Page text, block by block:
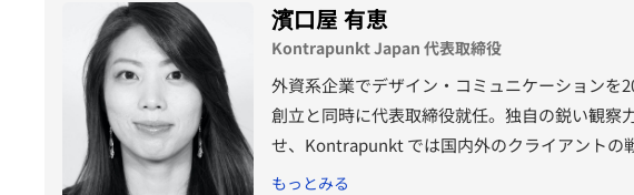
濱口屋 有恵
Kontrapunkt Japan 代表取締役
外資系企業でデザイン・コミュニケーション
創立と同時に代表取締役就任。独自の鋭い観察
せ、Kontrapunkt では国内外のクライアントの
もっとみる